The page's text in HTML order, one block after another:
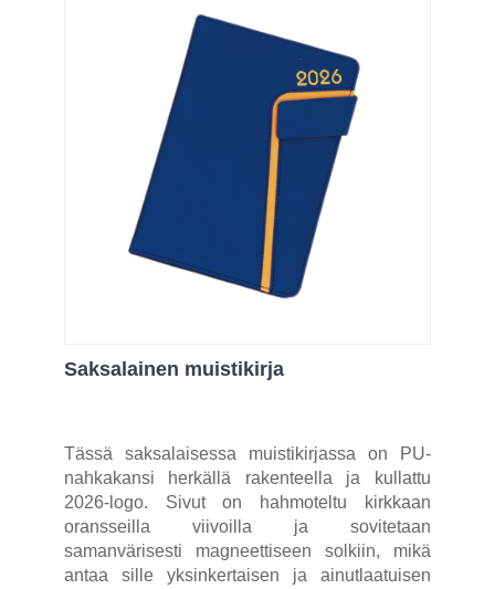
Saksalainen muistikirja
Tässä saksalaisessa muistikirjassa on PU-
nahkakansi herkällä rakenteella ja kullattu
2026-logo. Sivut on hahmoteltu kirkkaan
oransseilla viivoilla ja sovitetaan
samanvärisesti magneettiseen solkiin, mikä
antaa sille yksinkertaisen ja ainutlaatuisen